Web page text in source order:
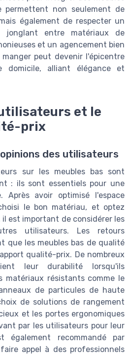
permettent non seulement de
également de respecter un
jonglant entre matériaux de
et un agencement bien
peut devenir l'épicentre
domicile, alliant élégance et
et le
prix
des utilisateurs
sur les meubles bas sont
: ils sont essentiels pour une
Après avoir optimisé l'espace
le bon matériau, et optez
il est important de considérer les
utilisateurs. Les retours
que les meubles bas de qualité
qualité-prix. De nombreux
leur durabilité lorsqu'ils
matériaux résistants comme le
de particules de haute
de solutions de rangement
et les portes ergonomiques
par les utilisateurs pour leur
également recommandé par
appel à des professionnels